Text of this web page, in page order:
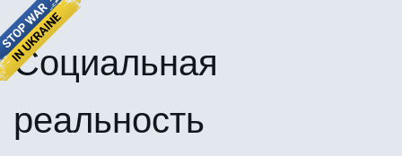
Социальная
реальность